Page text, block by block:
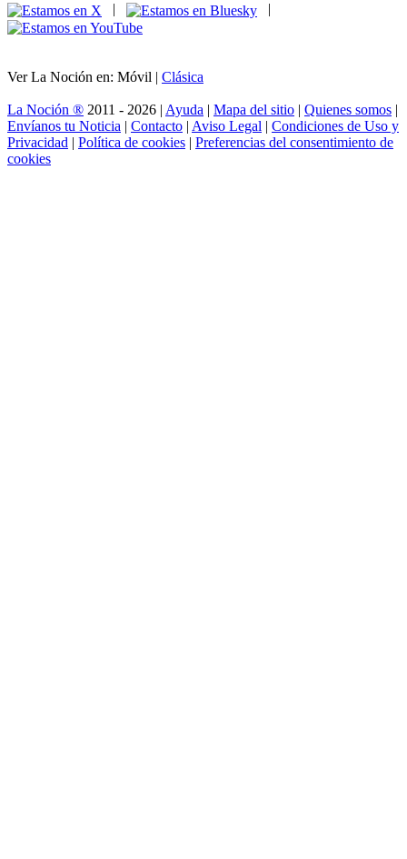
|
|
Ver La Noción en: Móvil | Clásica
La Noción ® 2011 - 2026 | Ayuda | Mapa del sitio | Quienes somos |
Envíanos tu Noticia | Contacto | Aviso Legal | Condiciones de Uso y
Privacidad | Política de cookies | Preferencias del consentimiento de
cookies